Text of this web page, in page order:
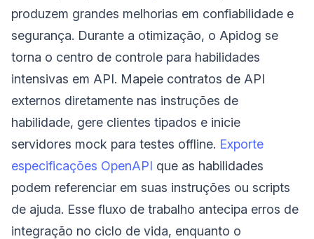
produzem grandes melhorias em confiabilidade e
segurança. Durante a otimização, o Apidog se
torna o centro de controle para habilidades
intensivas em API. Mapeie contratos de API
externos diretamente nas instruções de
habilidade, gere clientes tipados e inicie
servidores mock para testes offline. Exporte
especificações OpenAPI que as habilidades
podem referenciar em suas instruções ou scripts
de ajuda. Esse fluxo de trabalho antecipa erros de
integração no ciclo de vida, enquanto o